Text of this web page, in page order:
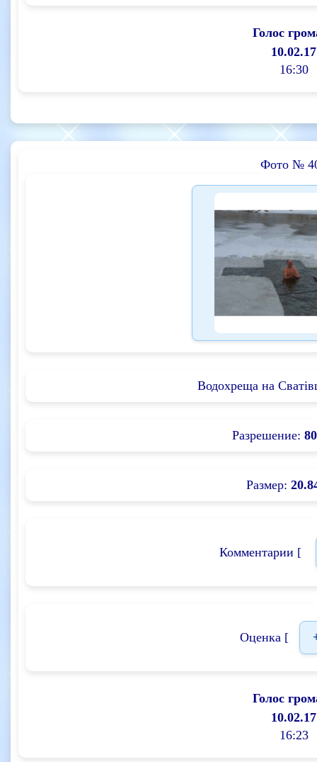
Голос
10.02.17
16:30
Фото №
Водохреща на
Разрешение:
Размер:
Комментарии [
Оценка [
Голос
10.02.17
16:23